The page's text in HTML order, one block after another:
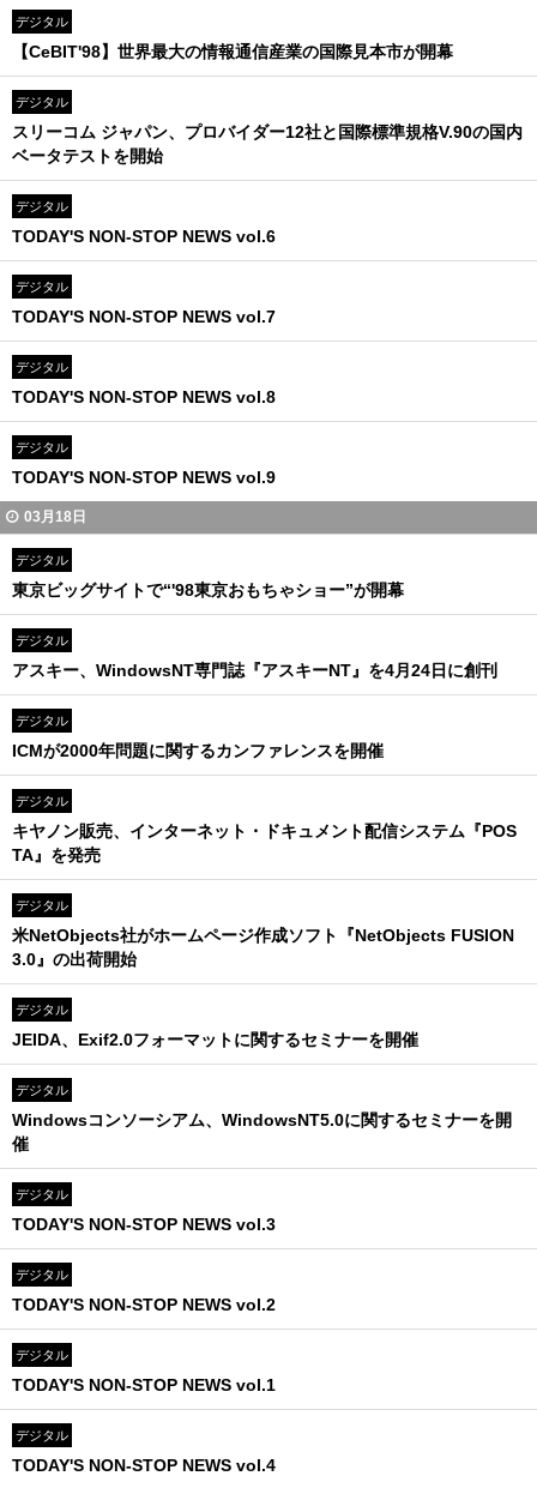
デジタル
【CeBIT'98】世界最大の情報通信産業の国際見本市が開幕
デジタル
スリーコム ジャパン、プロバイダー12社と国際標準規格V.90の国内
ベータテストを開始
デジタル
TODAY'S NON-STOP NEWS vol.6
デジタル
TODAY'S NON-STOP NEWS vol.7
デジタル
TODAY'S NON-STOP NEWS vol.8
デジタル
TODAY'S NON-STOP NEWS vol.9
03月18日
デジタル
東京ビッグサイトで“'98東京おもちゃショー”が開幕
デジタル
アスキー、WindowsNT専門誌『アスキーNT』を4月24日に創刊
デジタル
ICMが2000年問題に関するカンファレンスを開催
デジタル
キヤノン販売、インターネット・ドキュメント配信システム『POS
TA』を発売
デジタル
米NetObjects社がホームページ作成ソフト『NetObjects FUSION
3.0』の出荷開始
デジタル
JEIDA、Exif2.0フォーマットに関するセミナーを開催
デジタル
Windowsコンソーシアム、WindowsNT5.0に関するセミナーを開
催
デジタル
TODAY'S NON-STOP NEWS vol.3
デジタル
TODAY'S NON-STOP NEWS vol.2
デジタル
TODAY'S NON-STOP NEWS vol.1
デジタル
TODAY'S NON-STOP NEWS vol.4